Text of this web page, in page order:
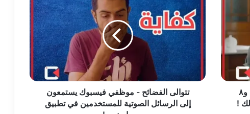
اللاعب ديفيد بيكهام يتحدث اللغة العربية و٨
!
الفضائح
موظفي
يستمعون
إلى
الصوتية
للمستخدمينتتوالى الفضائح - موظفي فيسبوك يستمعون
إلى الرسائل الصوتية للمستخدمين في تطبيق